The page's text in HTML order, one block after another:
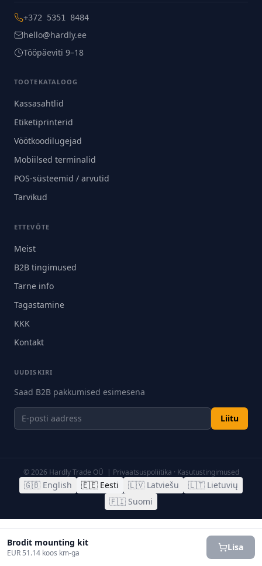
+372 5351 8484
hello@hardly.ee
Tööpäeviti 9–18
TOOTEKATALOOG
Kassasahtlid
Etiketiprinterid
Vöötkoodilugejad
Mobiilsed terminalid
POS-süsteemid / arvutid
Tarvikud
ETTEVÕTE
Meist
B2B tingimused
Tarne info
Tagastamine
KKK
Kontakt
UUDISKIRI
Saad B2B pakkumised esimesena
Liitu
©2026 Hardly Trade OÜ | Privaatsuspoliitika · Kasutustingimused
🇬🇧 English 🇪🇪 Eesti 🇱🇻 Latviešu 🇱🇹 Lietuvių
🇫🇮 Suomi
Brodit mounting kit
EUR 51.14 koos km-ga
Lisa